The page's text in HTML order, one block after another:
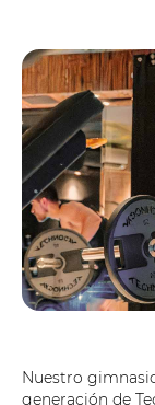
Nuestro
generación de